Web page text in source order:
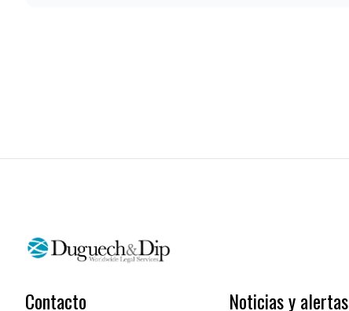
Contacto Noticias y alertas